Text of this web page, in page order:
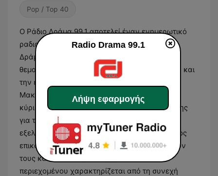
Pop / Top 40
Ο Ράδιο Δράμα 99.1 αποτελεί έναν ενημερωτικό
ραδιοφωνικό σταθμό με έδρα την πόλη της
Δράμας, καλύπτοντας ένα ευρύ φάσμα
θεματολογίας που αφορά την τοπική κοινωνία και
την ευρύτερη περιοχή της Ανατολικής
Μακεδονίας. Το πρόγραμμά του εστιάζει κατά
κύριο λόγο στην παροχή άμεσης πληροφόρησης
για τις πολιτικές, κοινωνικές και οικονομικές
εξελίξεις του νομού, λειτουργώντας ως δίαυλος
επικοινωνίας για τα ζητήματα που απασχολούν
τους κατοίκους της περιοχής. Η ροή του
περιεχομένου χαρακτηρίζεται από τη συνεχή
Radio Drama 99.1
Λήψη εφαρμογής